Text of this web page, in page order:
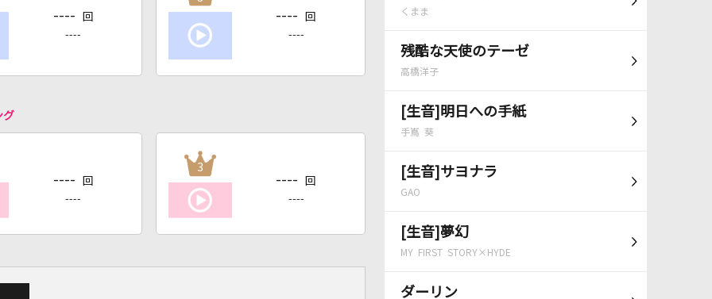
くまま
残酷な天使のテーゼ
高橋洋子
[生音]明日への手紙
手嶌 葵
[生音]サヨナラ
GAO
[生音]夢幻
MY FIRST STORY×HYDE
ダーリン
---- 回
----
---- 回
----
グ
---- 回
----
3
---- 回
----